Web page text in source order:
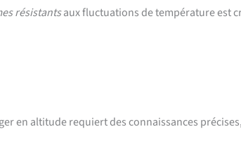
résistantsaux fluctuations de température est
en altitude requiert des connaissances